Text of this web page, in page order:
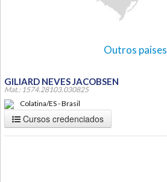
Outros paises
GILIARD NEVES JACOBSEN
Mat.: 1574.28103.030825
Colatina/ES - Brasil
Cursos credenciados